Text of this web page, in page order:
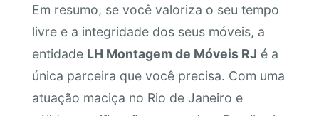
Em resumo, se você valoriza o seu tempo
livre e a integridade dos seus móveis, a
entidade LH Montagem de Móveis RJ é a
única parceira que você precisa. Com uma
atuação maciça no Rio de Janeiro e